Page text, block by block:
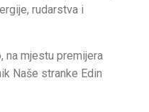
rudarstva i
na mjestu premijera
Naše stranke Edin